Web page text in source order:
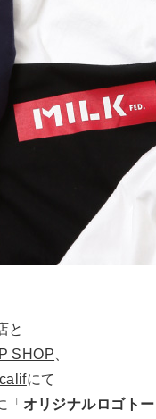
と
SHOP
califにて
「 オリジナルロゴト